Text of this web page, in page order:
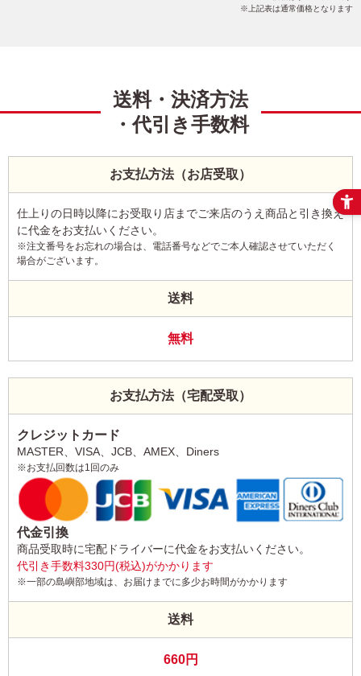
上記表は通常価格となります
送料・決済方法
・代引き手数料
お支払方法（お店受取）
仕上りの日時以降にお受取り店までご来店のうえ商品と引き換え
に代金をお支払いください。
※注文番号をお忘れの場合は、電話番号などでご本人確認させていただく
場合がございます。
送料
無料
お支払方法（宅配受取）
クレジットカード
MASTER、VISA、JCB、AMEX、Diners
※お支払回数は1回のみ
代金引換
商品受取時に宅配ドライバーに代金をお支払いください。
代引き手数料330円(税込)がかかります
※一部の島嶼部地域は、お届けまでに多少お時間がかかります
送料
660円